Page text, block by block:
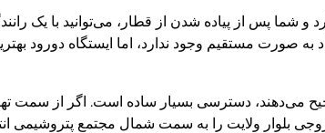
کیلومتری مخمل‌کوه قرار دارد و شما پس از پیاده شدن از قطار،
به صورت مستقیم وجود ندارد، اما ایستگاه دورود
می‌دهند، دسترسی بسیار ساده است. اگر از سمت
بلوار ولایت را به سمت شمال مجتمع پتروشیمی